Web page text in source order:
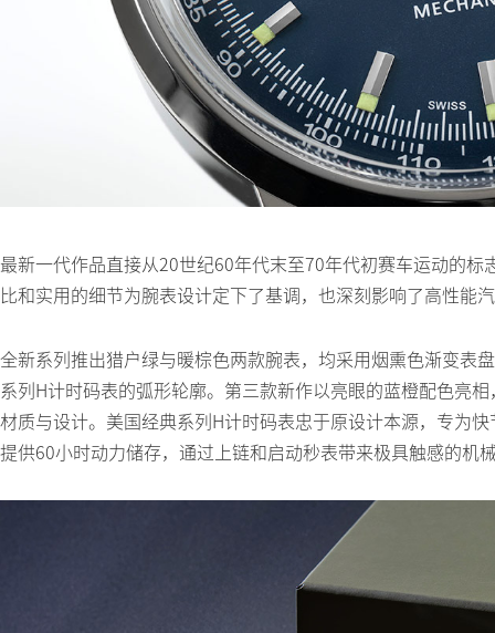
最新一代作品直接从20世纪60年代末至70年代初赛车运动的
比和实用的细节为腕表设计定下了基调，也深刻影响了高性能
全新系列推出猎户绿与暖棕色两款腕表，均采用烟熏色渐变表
系列H计时码表的弧形轮廓。第三款新作以亮眼的蓝橙配色亮
材质与设计。美国经典系列H计时码表忠于原设计本源，专为
提供60小时动力储存，通过上链和启动秒表带来极具触感的机